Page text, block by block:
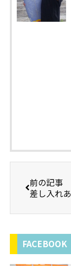
前の記事
FACEBOOK